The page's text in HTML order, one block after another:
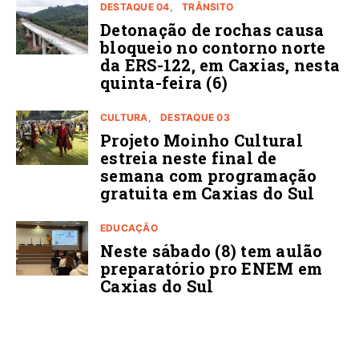
DESTAQUE 04 TRÂNSITO
Detonação de rochas causa
bloqueio no contorno norte
da ERS-122, em Caxias, nesta
quinta-feira (6)
CULTURA DESTAQUE 03
Projeto Moinho Cultural
estreia neste final de
semana com programação
gratuita em Caxias do Sul
EDUCAÇÃO
Neste sábado (8) tem aulão
preparatório pro ENEM em
Caxias do Sul